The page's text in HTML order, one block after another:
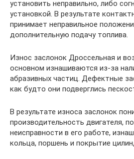
установить неправильно, либо
установкой. В результате
принимает неправильное
дополнительную подачу топлива.
Износ заслонок Дроссельная и
основном изнашиваются из-за
абразивных частиц. Дефектные
как будто они подверглись
В результате износа заслонок
производительность двигателя,
неисправности в его работе,
кольца, поршень и покрытие